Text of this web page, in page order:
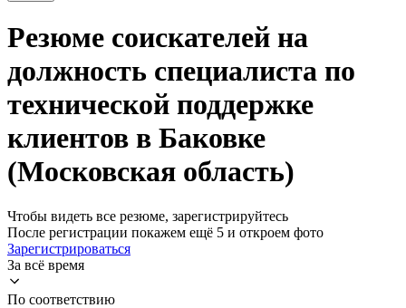
Резюме соискателей на
должность специалиста по
технической поддержке
клиентов в Баковке
(Московская область)
Чтобы видеть все резюме, зарегистрируйтесь
После регистрации покажем ещё 5 и откроем фото
Зарегистрироваться
За всё время
По соответствию